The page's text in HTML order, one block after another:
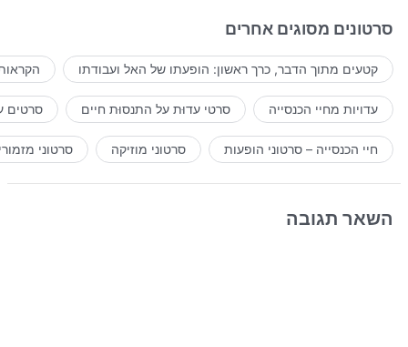
סרטונים מסוגים אחרים
קטעים מתוך הדבר, כרך ראשון: הופעתו של האל ועבודתו
עדויות מחיי הכנסייה סרטי עדוּת על התנסוּת חיים סרטים
חיי הכנסייה – סרטוני הופעות סרטוני מוזיקה סרטוני
השאר תגובה